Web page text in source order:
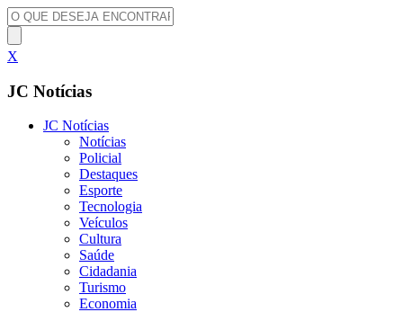
X
JC Notícias
JC Notícias
Notícias
Policial
Destaques
Esporte
Tecnologia
Veículos
Cultura
Saúde
Cidadania
Turismo
Economia